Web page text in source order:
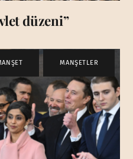
düzeni”
MANŞETLER